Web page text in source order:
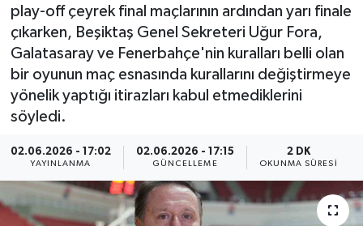
play-off çeyrek final maçlarının ardından yarı finale
çıkarken, Beşiktaş Genel Sekreteri Uğur Fora,
Galatasaray ve Fenerbahçe'nin kuralları belli olan
bir oyunun maç esnasında kurallarını değiştirmeye
yönelik yaptığı itirazları kabul etmediklerini
söyledi.
02.06.2026 - 17:02
YAYINLANMA
02.06.2026 - 17:15
GÜNCELLEME
2 DK
OKUNMA SÜRESI
Canlı Maç
ÇEVRE
Dış Haberler
Dünya
EĞİTİM